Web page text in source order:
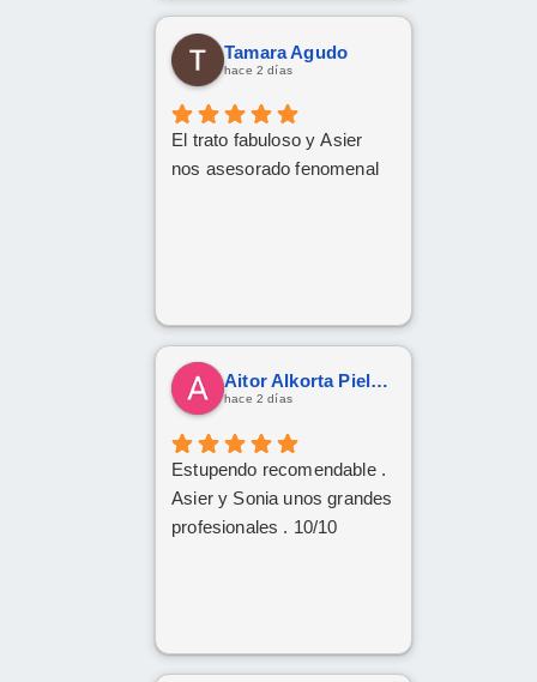
decido dar el paso, volveré
a ponerme en sus manos
sin dudarlo. Da gusto
atentas, profesionales y
cercanas. ¡Muchísimas
Tamara Agudo
hace 2 días
El trato fabuloso y Asier
nos asesorado fenomenal
Aitor Alkorta Pielago
hace 2 días
Estupendo recomendable .
Asier y Sonia unos grandes
profesionales . 10/10